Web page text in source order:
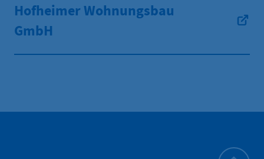
Hofheimer Wohnungsbau
GmbH